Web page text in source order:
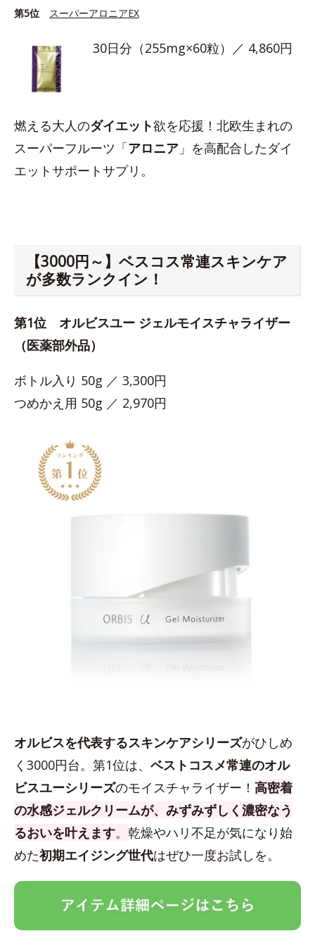
第5位 スーパーアロニアEX
30日分（255mg×60粒）／ 4,860円
燃える大人のダイエット欲を応援！北欧生まれの
スーパーフルーツ「アロニア 」を高配合したダイ
エットサポートサプリ。
【3000円～】ベスコス常連スキンケア
が多数ランクイン！
第1位 オルビスユー ジェルモイスチャライザー
（医薬部外品）
ボトル入り 50g ／ 3,300円
つめかえ用 50g ／ 2,970円
オルビスを代表するスキンケアシリーズがひしめ
く3000円台。第1位は、 ベストコスメ常連のオル
ビスユーシリーズのモイスチャライザー！ 高密着
の水感ジェルクリームが、みずみずしく濃密なう
るおいを叶えます。 乾燥やハリ不足が気になり始
めた初期エイジング世代はぜひ一度お試しを。